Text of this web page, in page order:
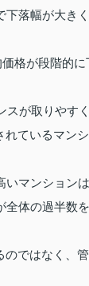
落幅が大き
格が段階的
が取りやす
ているマン
マンション
体の過半数
ではなく、